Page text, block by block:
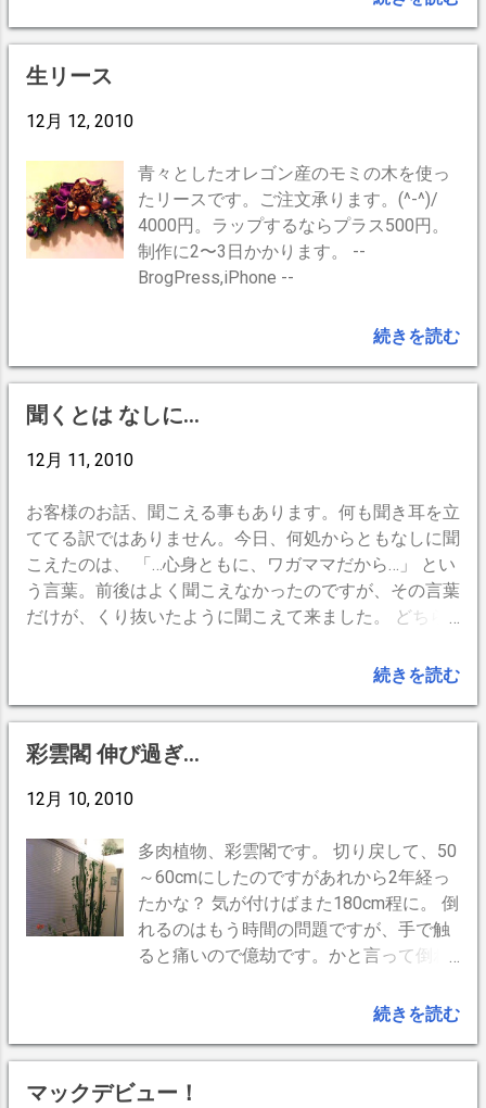
生リース
12月 12, 2010
青々としたオレゴン産のモミの木を使っ
たリースです。ご注文承ります。(^-^)/
4000円。ラップするならプラス500円。
制作に2〜3日かかります。 --
BrogPress,iPhone --
続きを読む
聞くとは なしに…
12月 11, 2010
お客様のお話、聞こえる事もあります。何も聞き耳を立
ててる訳ではありません。今日、何処からともなしに聞
こえたのは、 「…心身ともに、ワガママだから…」 とい
う言葉。前後はよく聞こえなかったのですが、その言葉
だけが、くり抜いたように聞こえて来ました。 どちら
ているので、今日は、続きを夢で見るかもしれません。
続きを読む
彩雲閣 伸び過ぎ...
12月 10, 2010
多肉植物、彩雲閣です。 切り戻して、50
～60cmにしたのですがあれから2年経っ
たかな？ 気が付けばまた180cm程に。 倒
れるのはもう時間の問題ですが、手で触
ると痛いので億劫です。かと言って倒れ
う眠くなって来たし。そう言えば今日は
て来たし...。 -- BrogPress,iPhone --
続きを読む
マックデビュー！